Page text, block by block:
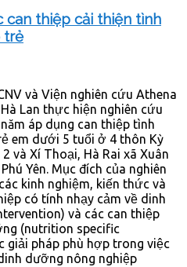
can thiệp cải thiện tình
trẻ
và Viện nghiên cứu Athena
Lan thực hiện nghiên cứu
áp dụng can thiệp tình
em dưới 5 tuổi ở 4 thôn Kỳ
và Xí Thoại, Hà Rai xã Xuân
Yên. Mục đích của nghiên
kinh nghiệm, kiến thức và
có tính nhạy cảm về dinh
và các can thiệp
(nutrition specific
giải pháp phù hợp trong việc
dưỡng nông nghiệp